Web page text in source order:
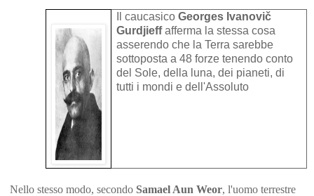
Il caucasico Georges Ivanovič
Gurdjieffafferma la stessa cosa
asserendo che la Terra sarebbe
sottoposta a 48 forze tenendo conto
del Sole, della luna, dei pianeti, di
tutti i mondi e dell'Assoluto
Nello stesso modo, secondo Samael Aun Weor, l'uomo terrestre